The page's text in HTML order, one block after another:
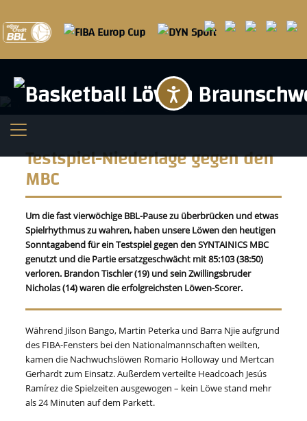
Testspiel-Niederlage gegen den
MBC
Um die fast vierwöchige BBL-Pause zu überbrücken und etwas
Spielrhythmus zu wahren, haben unsere Löwen den heutigen
Sonntagabend für ein Testspiel gegen den SYNTAINICS MBC
genutzt und die Partie ersatzgeschwächt mit 85:103 (38:50)
verloren. Brandon Tischler (19) und sein Zwillingsbruder
Nicholas (14) waren die erfolgreichsten Löwen-Scorer.
Während Jilson Bango, Martin Peterka und Barra Njie aufgrund
des FIBA-Fensters bei den Nationalmannschaften weilten,
kamen die Nachwuchslöwen Romario Holloway und Mertcan
Gerhardt zum Einsatz. Außerdem verteilte Headcoach Jesús
Ramírez die Spielzeiten ausgewogen – kein Löwe stand mehr
als 24 Minuten auf dem Parkett.